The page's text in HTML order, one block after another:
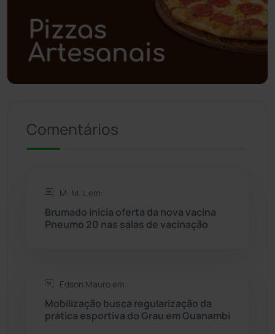
(27)
Política (03)
Rio de Contas
Rio do Pires
Sebastião Laranjeiras
Comentários
M. M. L em:
Brumado inicia oferta da nova vacina
Pneumo 20 nas salas de vacinação
Edson Mauro em:
Mobilização busca regularização da
prática esportiva do Grau em Guanambi